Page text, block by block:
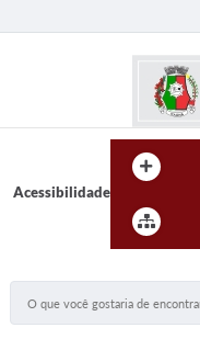
Acessibilidade